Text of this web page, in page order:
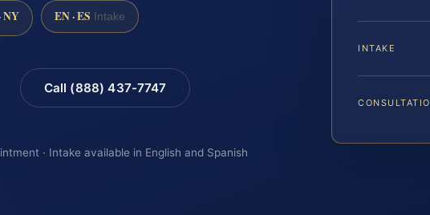
NY EN · ES Intake
Call (888) 437-7747
· Intake available in English and Spanish
INTAKE